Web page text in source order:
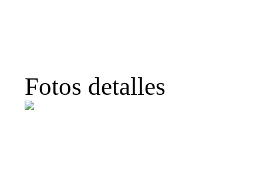
Fotos detalles